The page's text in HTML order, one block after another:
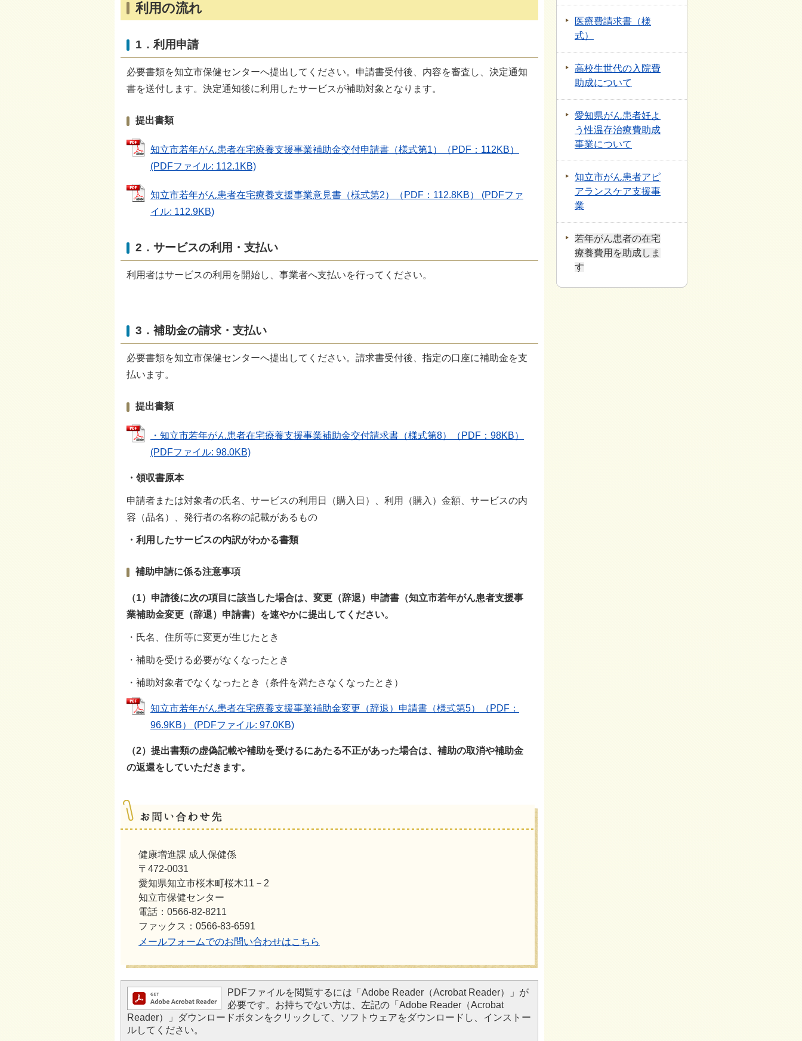
利用の流れ
1．利用申請
必要書類を知立市保健センターへ提出してください。申請書受付後、内容を審査し、決定通知
書を送付します。決定通知後に利用したサービスが補助対象となります。
提出書類
知立市若年がん患者在宅療養支援事業補助金交付申請書（様式第1）（PDF：112KB）
(PDFファイル: 112.1KB)
知立市若年がん患者在宅療養支援事業意見書（様式第2）（PDF：112.8KB） (PDFファ
イル: 112.9KB)
2．サービスの利用・支払い
利用者はサービスの利用を開始し、事業者へ支払いを行ってください。
3．補助金の請求・支払い
必要書類を知立市保健センターへ提出してください。請求書受付後、指定の口座に補助金を支
払います。
提出書類
・知立市若年がん患者在宅療養支援事業補助金交付請求書（様式第8）（PDF：98KB）
(PDFファイル: 98.0KB)
・領収書原本
申請者または対象者の氏名、サービスの利用日（購入日）、利用（購入）金額、サービスの内
容（品名）、発行者の名称の記載があるもの
・利用したサービスの内訳がわかる書類
補助申請に係る注意事項
（1）申請後に次の項目に該当した場合は、変更（辞退）申請書（知立市若年がん患者支援事
業補助金変更（辞退）申請書）を速やかに提出してください。
・氏名、住所等に変更が生じたとき
・補助を受ける必要がなくなったとき
・補助対象者でなくなったとき（条件を満たさなくなったとき）
知立市若年がん患者在宅療養支援事業補助金変更（辞退）申請書（様式第5）（PDF：
96.9KB） (PDFファイル: 97.0KB)
（2）提出書類の虚偽記載や補助を受けるにあたる不正があった場合は、補助の取消や補助金
の返還をしていただきます。
健康増進課 成人保健係
〒472-0031
愛知県知立市桜木町桜木11－2
知立市保健センター
電話：0566-82-8211
ファックス：0566-83-6591
メールフォームでのお問い合わせはこちら
PDFファイルを閲覧するには「Adobe Reader（Acrobat Reader）」が
必要です。お持ちでない方は、左記の「Adobe Reader（Acrobat
Reader）」ダウンロードボタンをクリックして、ソフトウェアをダウンロードし、インストー
ルしてください。
医療費請求書（様
式）
高校生世代の入院費
助成について
愛知県がん患者妊よ
う性温存治療費助成
事業について
知立市がん患者アピ
アランスケア支援事
業
若年がん患者の在宅
療養費用を助成しま
す